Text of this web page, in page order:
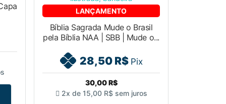
LANÇAMENTO
Bíblia Sagrada Mude o Brasil
pela Bíblia NAA | SBB | Mude o...
28,50 R$ Pix
30,00 R$
2x de 15,00 R$ sem juros